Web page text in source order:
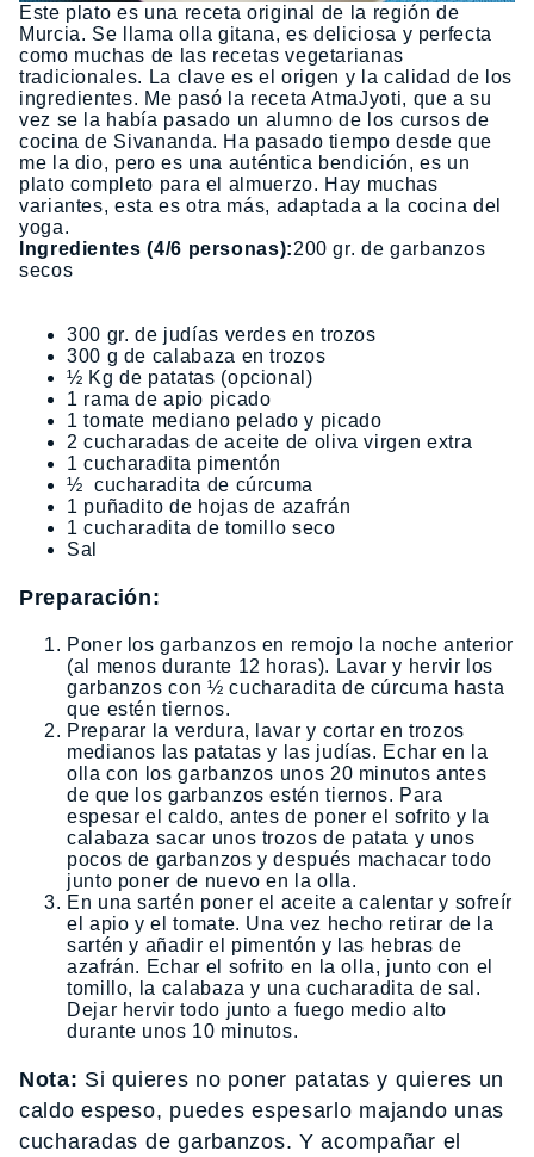
Este plato es una receta original de la región de
Murcia. Se llama olla gitana, es deliciosa y perfecta
como muchas de las recetas vegetarianas
tradicionales. La clave es el origen y la calidad de los
ingredientes. Me pasó la receta AtmaJyoti, que a su
vez se la había pasado un alumno de los cursos de
cocina de Sivananda. Ha pasado tiempo desde que
me la dio, pero es una auténtica bendición, es un
plato completo para el almuerzo. Hay muchas
variantes, esta es otra más, adaptada a la cocina del
yoga.
Ingredientes (4/6 personas):200 gr. de garbanzos
secos
300 gr. de judías verdes en trozos
300 g de calabaza en trozos
½ Kg de patatas (opcional)
1 rama de apio picado
1 tomate mediano pelado y picado
2 cucharadas de aceite de oliva virgen extra
1 cucharadita pimentón
½ cucharadita de cúrcuma
1 puñadito de hojas de azafrán
1 cucharadita de tomillo seco
Sal
Preparación:
Poner los garbanzos en remojo la noche anterior
(al menos durante 12 horas). Lavar y hervir los
garbanzos con ½ cucharadita de cúrcuma hasta
que estén tiernos.
Preparar la verdura, lavar y cortar en trozos
medianos las patatas y las judías. Echar en la
olla con los garbanzos unos 20 minutos antes
de que los garbanzos estén tiernos. Para
espesar el caldo, antes de poner el sofrito y la
calabaza sacar unos trozos de patata y unos
pocos de garbanzos y después machacar todo
junto poner de nuevo en la olla.
En una sartén poner el aceite a calentar y sofreír
el apio y el tomate. Una vez hecho retirar de la
sartén y añadir el pimentón y las hebras de
azafrán. Echar el sofrito en la olla, junto con el
tomillo, la calabaza y una cucharadita de sal.
Dejar hervir todo junto a fuego medio alto
durante unos 10 minutos.
Nota: Si quieres no poner patatas y quieres un
caldo espeso, puedes espesarlo majando unas
cucharadas de garbanzos. Y acompañar el